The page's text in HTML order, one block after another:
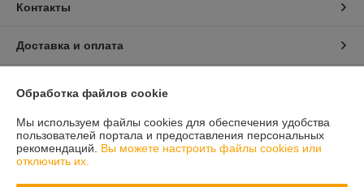
Контакты
Доставка и оплата
Полная версия сайта
Политика обработки cookies
Обработка файлов cookie
Мы используем файлы cookies для обеспечения удобства
пользователей портала и предоставления персональных
рекомендаций. Вы можете настроить файлы cookies или
отключить их.